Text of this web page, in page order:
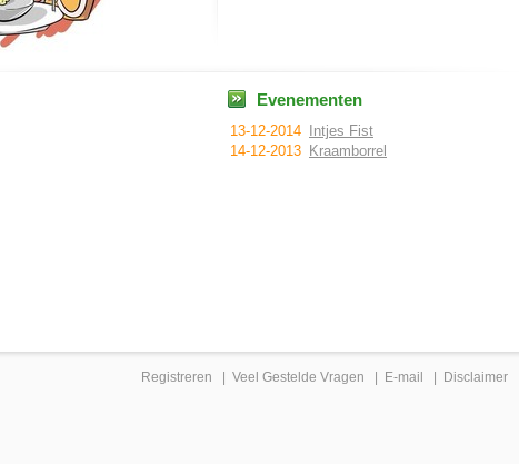
Evenementen
13-12-2014
Intjes Fist
14-12-2013 Kraamborrel
Registreren Veel Gestelde Vragen E-mail Disclaimer